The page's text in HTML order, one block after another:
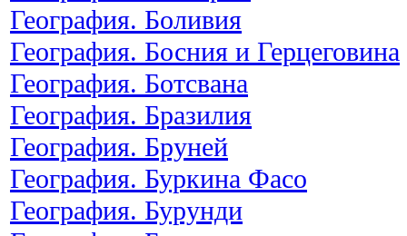
География. Боливия
География. Босния и Герцеговина
География. Ботсвана
География. Бразилия
География. Бруней
География. Буркина Фасо
География. Бурунди